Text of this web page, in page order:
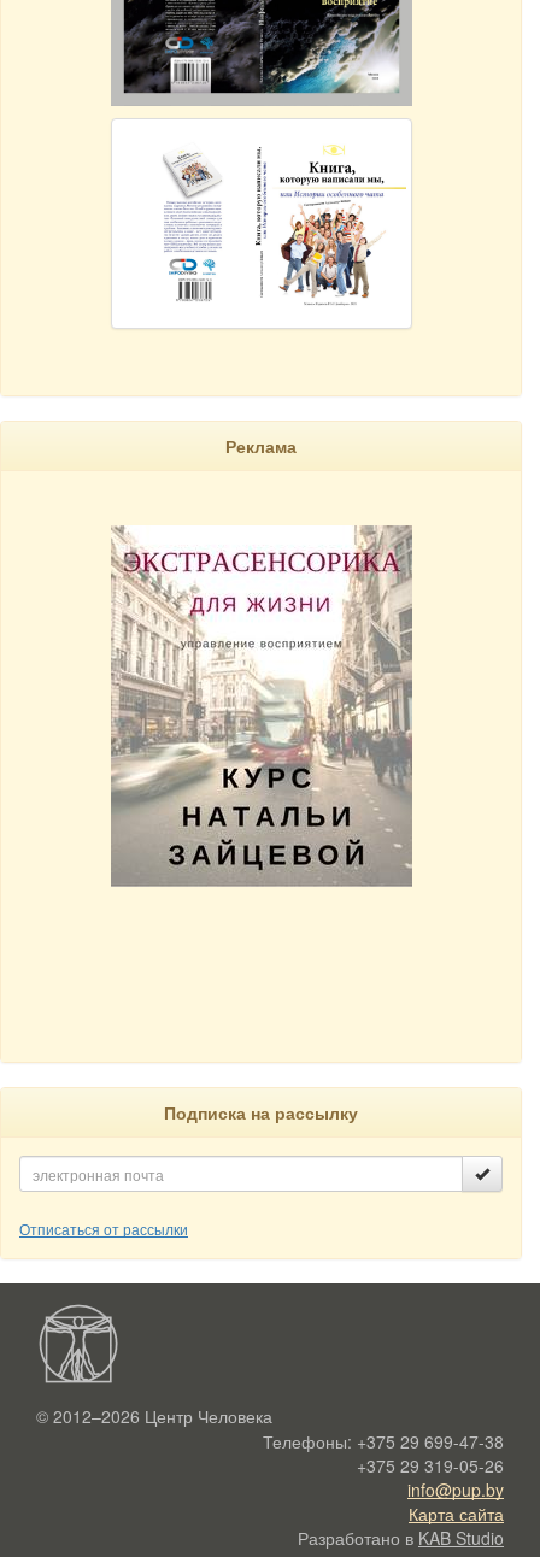
Реклама
Подписка на рассылку
Отписаться от рассылки
© 2012–2026 Центр Человека
Телефоны: +375 29 699-47-38
+375 29 319-05-26
info@pup.by
Карта сайта
Разработано в KAB Studio